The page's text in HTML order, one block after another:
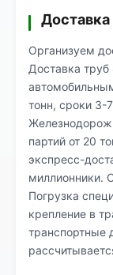
Организуем
Доставка
тонн, сроки 3-
партий от 20
экспресс-
миллионники.
Погрузка
крепление в
транспортные